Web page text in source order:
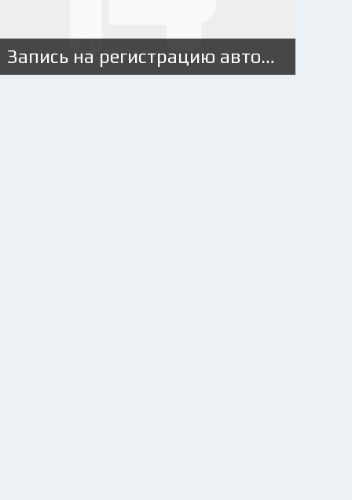
Запись на регистрацию автомобиля в ГИБДД